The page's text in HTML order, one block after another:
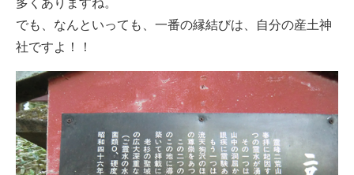
でも、なんといっても、一番の縁結びは、自分の産土神
社ですよ！！